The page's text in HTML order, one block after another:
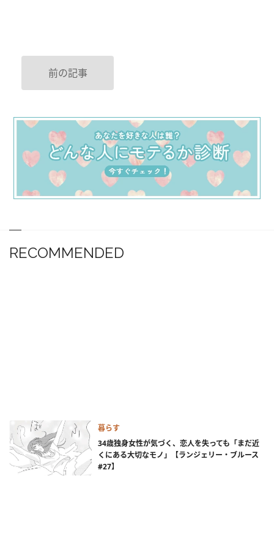
前の記事
RECOMMENDED
暮らす
34歳独身女性が気づく、恋人を失っても「まだ近
くにある大切なモノ」【ランジェリー・ブルース
#27】